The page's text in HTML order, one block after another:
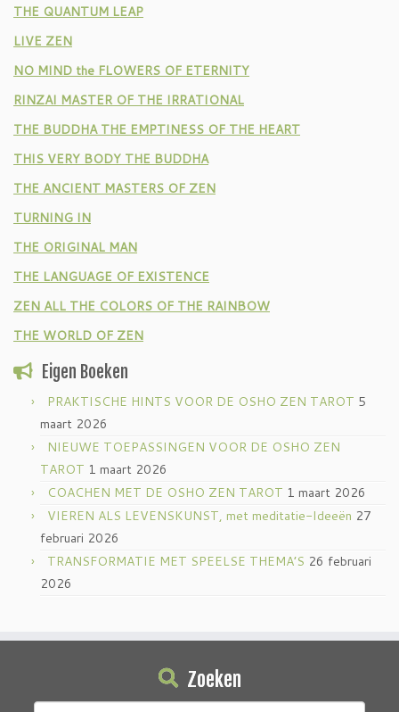
THE QUANTUM LEAP
LIVE ZEN
NO MIND the FLOWERS OF ETERNITY
RINZAI MASTER OF THE IRRATIONAL
THE BUDDHA THE EMPTINESS OF THE HEART
THIS VERY BODY THE BUDDHA
THE ANCIENT MASTERS OF ZEN
TURNING IN
THE ORIGINAL MAN
THE LANGUAGE OF EXISTENCE
ZEN ALL THE COLORS OF THE RAINBOW
THE WORLD OF ZEN
Eigen Boeken
PRAKTISCHE HINTS VOOR DE OSHO ZEN TAROT 5
maart 2026
NIEUWE TOEPASSINGEN VOOR DE OSHO ZEN
TAROT 1 maart 2026
COACHEN MET DE OSHO ZEN TAROT 1 maart 2026
VIEREN ALS LEVENSKUNST, met meditatie-Ideeën 27
februari 2026
TRANSFORMATIE MET SPEELSE THEMA’S 26 februari
2026
Zoeken